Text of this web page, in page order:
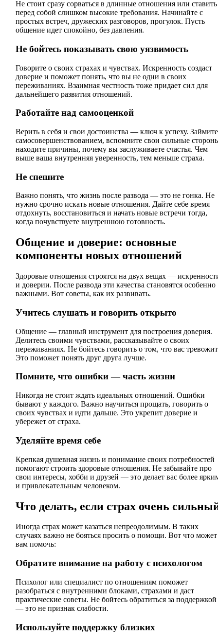
Не стоит сразу сорваться в длинные отношения или ставить
перед собой слишком высокие требования. Начинайте с
простых встреч, дружеских разговоров, прогулок. Пусть
общение идет спокойно, без давления.
Не бойтесь показывать свою уязвимость
Говорите о своих страхах и чувствах. Искренность создаст
доверие и поможет понять, что вы не одни в своих
переживаниях. Взаимная честность тоже придает сил для
дальнейшего развития отношений.
Работайте над самооценкой
Верить в себя и свои достоинства — ключ к успеху.
самосовершенствованием, вспомните свои сильные
находите причины, почему вы заслуживаете счастья. Чем
выше ваша внутренняя уверенность, тем меньше страха.
Не спешите
Важно понять, что жизнь после развода — это не гонка. Не
нужно срочно искать новые отношения. Дайте себе время
отдохнуть, восстановиться и начать новые встречи тогда,
когда почувствуете внутреннюю готовность.
Общение и доверие: основные
компоненты новых отношений
Здоровые отношения строятся на двух вещах —
и доверии. После развода эти качества становятся особенно
важными. Вот советы, как их развивать.
Учитесь слушать и говорить открыто
Общение — главный инструмент для построения доверия.
Делитесь своими чувствами, рассказывайте о своих
переживаниях. Не бойтесь говорить о том, что вас
Это поможет понять друг друга лучше.
Помните, что ошибки — часть жизни
Никогда не стоит ждать идеальных отношений. Ошибки
бывают у каждого. Важно научиться прощать, говорить о
своих чувствах и идти дальше. Это укрепит доверие и
убережет от страха.
Уделяйте время себе
Крепкая душевная жизнь и понимание своих потребностей
помогают строить здоровые отношения. Не забывайте про
свои интересы, хобби и друзей — это делает вас более
и привлекательным человеком.
Что делать, если страх очень
Иногда страх может казаться непреодолимым. В таких
случаях важно не бояться просить о помощи. Вот что может
вам помочь:
Обратите внимание на работу с психологом
Психолог или специалист по отношениям поможет
разобраться с внутренними блоками, страхами и даст
практические советы. Не бойтесь обратиться за поддержкой
— это не признак слабости.
Используйте поддержку близких